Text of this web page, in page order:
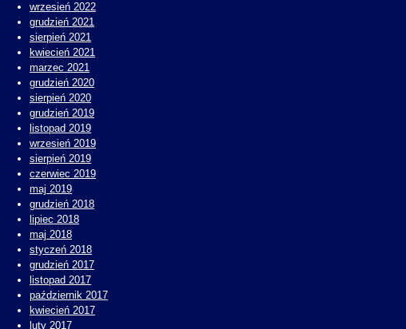
wrzesień 2022
grudzień 2021
sierpień 2021
kwiecień 2021
marzec 2021
grudzień 2020
sierpień 2020
grudzień 2019
listopad 2019
wrzesień 2019
sierpień 2019
czerwiec 2019
maj 2019
grudzień 2018
lipiec 2018
maj 2018
styczeń 2018
grudzień 2017
listopad 2017
październik 2017
kwiecień 2017
luty 2017